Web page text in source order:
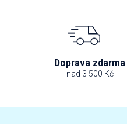
Doprava zdarma
nad 3 500 Kč